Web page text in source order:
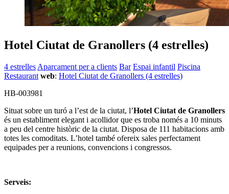
Hotel Ciutat de Granollers (4 estrelles)
4 estrelles Aparcament per a clients Bar Espai infantil Piscina
Restaurant web: Hotel Ciutat de Granollers (4 estrelles)
HB-003981
Situat sobre un turó a l’est de la ciutat, l’Hotel Ciutat de Granollers
és un establiment elegant i acollidor que es troba només a 10 minuts
a peu del centre històric de la ciutat. Disposa de 111 habitacions amb
totes les comoditats. L’hotel també ofereix sales perfectament
equipades per a reunions, convencions i congressos.
Serveis: